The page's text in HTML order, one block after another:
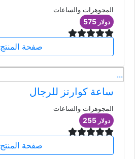
المجوهرات والساعات
575 دولار
صفحة المنتج
ساعة كوارتز للرجال
المجوهرات والساعات
255 دولار
صفحة المنتج